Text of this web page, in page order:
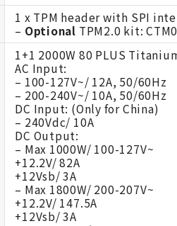
1 x TPM header with SPI
– Optional TPM2.0 kit:
1+1 2000W 80 PLUS
AC Input:
– 100-127V~/ 12A, 50/60Hz
– 200-240V~/ 10A, 50/60Hz
DC Input: (Only for China)
– 240Vdc/ 10A
DC Output:
– Max 1000W/ 100-127V~
+12.2V/ 82A
+12Vsb/ 3A
– Max 1800W/ 200-207V~
+12.2V/ 147.5A
+12Vsb/ 3A